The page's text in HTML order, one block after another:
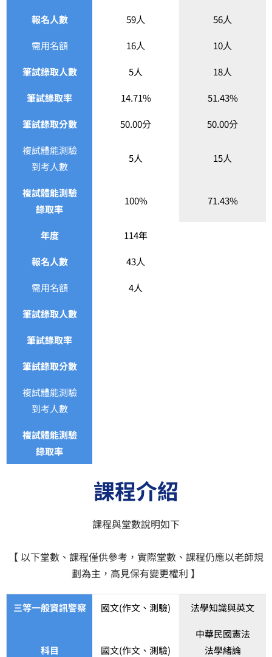
報名人數 59人 56人
需用名額 16人 10人
筆試錄取人數 5人 18人
筆試錄取率 14.71% 51.43%
筆試錄取分數 50.00分 50.00分
複試體能測驗
到考人數
5人 15人
複試體能測驗
錄取率
100% 71.43%
年度 114年
報名人數 43人
需用名額 4人
筆試錄取人數
筆試錄取率
筆試錄取分數
複試體能測驗
到考人數
複試體能測驗
錄取率
課程介紹
課程與堂數說明如下
【 以下堂數、課程僅供參考，實際堂數、課程仍應以老師規
劃為主，高見保有變更權利 】
三等一般資訊警察 國文(作文、測驗) 法學知識與英文
科目 國文(作文、測驗)
中華民國憲法
法學緒論